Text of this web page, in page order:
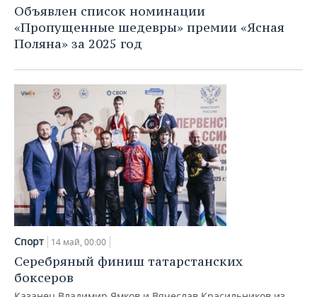
Объявлен список номинации
«Пропущенные шедевры» премии «Ясная
Поляна» за 2025 год
Спорт 14 май, 00:00
Серебряный финиш татарстанских
боксеров